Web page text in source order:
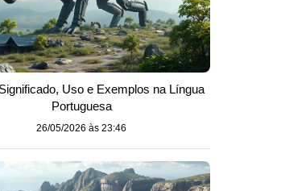
Uso e Exemplos na Língua
Portuguesa
26/05/2026 às 23:46